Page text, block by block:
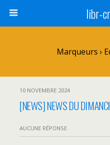
libr-
Marqueurs ›
10 NOVEMBRE 2024
[NEWS] NEWS DU
AUCUNE RÉPONSE